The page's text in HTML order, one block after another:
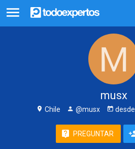
musx
Chile @musx desde
PREGUNTAR